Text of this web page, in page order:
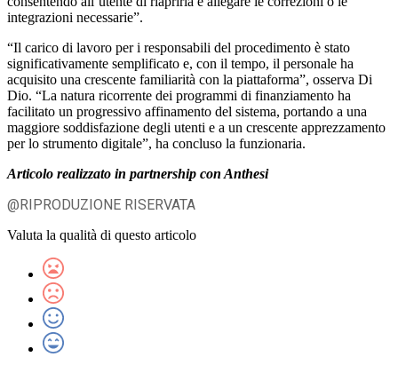
integrazioni necessarie”.
“Il carico di lavoro per i responsabili del procedimento è stato
significativamente semplificato e, con il tempo, il personale ha
acquisito una crescente familiarità con la piattaforma”, osserva Di
Dio. “La natura ricorrente dei programmi di finanziamento ha
facilitato un progressivo affinamento del sistema, portando a una
maggiore soddisfazione degli utenti e a un crescente apprezzamento
per lo strumento digitale”, ha concluso la funzionaria.
Articolo realizzato in partnership con Anthesi
@RIPRODUZIONE RISERVATA
Valuta la qualità di questo articolo